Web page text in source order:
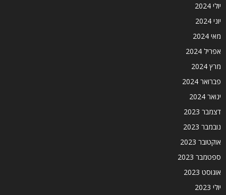
יולי 2024
יוני 2024
מאי 2024
אפריל 2024
מרץ 2024
פברואר 2024
ינואר 2024
דצמבר 2023
נובמבר 2023
אוקטובר 2023
ספטמבר 2023
אוגוסט 2023
יולי 2023